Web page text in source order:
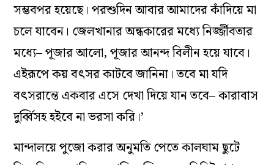
সম্ভবপর হয়েছে। পরশুদিন আবার আমাদের কাঁদিয়ে মা
চলে যাবেন। জেলখানার অন্ধকারের মধ্যে নির্জ্জীবতার
মধ্যে– পূজার আলো, পূজার আনন্দ বিলীন হয়ে যাবে।
এইরূপে কয় বৎসর কাটবে জানিনা। তবে মা যদি
বৎসরান্তে একবার এসে দেখা দিয়ে যান তবে– কারাবাস
দুর্ব্বিসহ হইবে না ভরসা করি।’
মান্দালয়ে পুজো করার অনুমতি পেতে কালঘাম ছুটে